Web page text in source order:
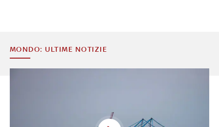
MONDO: ULTIME NOTIZIE